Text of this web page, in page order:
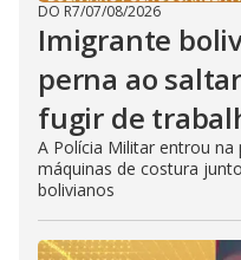
DO R7/07/08/2026
Imigrante
perna ao
fugir de
A Polícia Militar entrou
máquinas de costura
bolivianos